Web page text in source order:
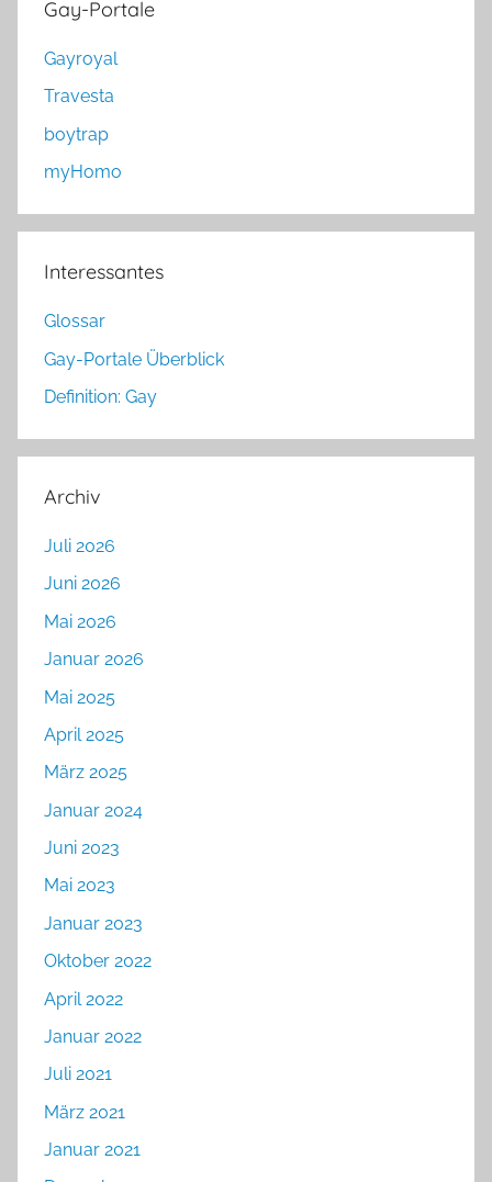
Gay-Portale
Gayroyal
Travesta
boytrap
myHomo
Interessantes
Glossar
Gay-Portale Überblick
Definition: Gay
Archiv
Juli 2026
Juni 2026
Mai 2026
Januar 2026
Mai 2025
April 2025
März 2025
Januar 2024
Juni 2023
Mai 2023
Januar 2023
Oktober 2022
April 2022
Januar 2022
Juli 2021
März 2021
Januar 2021